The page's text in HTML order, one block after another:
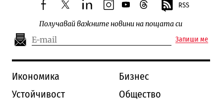
facebooktwitterlinkedininstagram
youtubethreads RSS
Получавай важните новини на пощата си
Запиши ме
Икономика
Бизнес
Устойчивост
Общество